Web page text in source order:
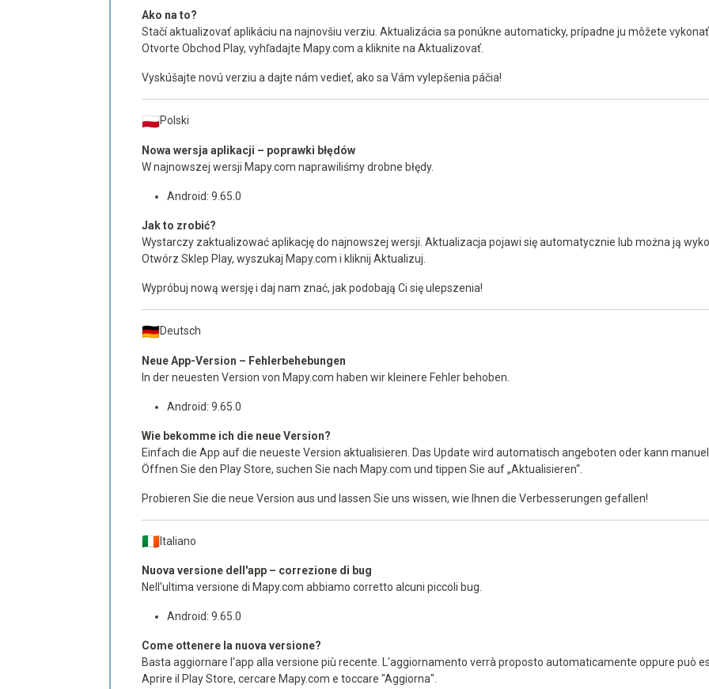
Ako na to?
Stačí aktualizovať aplikáciu na najnovšiu verziu. Aktualizácia sa ponúkne automaticky, prípadne ju môžete
Otvorte Obchod Play, vyhľadajte Mapy.com a kliknite na Aktualizovať.
Vyskúšajte novú verziu a dajte nám vedieť, ako sa Vám vylepšenia páčia!
Polski
Nowa wersja aplikacji – poprawki błędów
W najnowszej wersji Mapy.com naprawiliśmy drobne błędy.
Android: 9.65.0
Jak to zrobić?
Wystarczy zaktualizować aplikację do najnowszej wersji. Aktualizacja pojawi się automatycznie lub można ją
Otwórz Sklep Play, wyszukaj Mapy.com i kliknij Aktualizuj.
Wypróbuj nową wersję i daj nam znać, jak podobają Ci się ulepszenia!
Deutsch
Neue App-Version – Fehlerbehebungen
In der neuesten Version von Mapy.com haben wir kleinere Fehler behoben.
Android: 9.65.0
Wie bekomme ich die neue Version?
Einfach die App auf die neueste Version aktualisieren. Das Update wird automatisch angeboten oder kann
Öffnen Sie den Play Store, suchen Sie nach Mapy.com und tippen Sie auf „Aktualisieren“.
Probieren Sie die neue Version aus und lassen Sie uns wissen, wie Ihnen die Verbesserungen gefallen!
Italiano
Nuova versione dell'app – correzione di bug
Nell'ultima versione di Mapy.com abbiamo corretto alcuni piccoli bug.
Android: 9.65.0
Come ottenere la nuova versione?
Basta aggiornare l'app alla versione più recente. L'aggiornamento verrà proposto automaticamente oppure può
Aprire il Play Store, cercare Mapy.com e toccare "Aggiorna".